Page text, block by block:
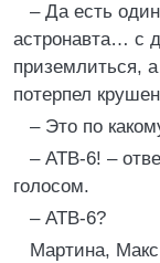
– Да есть
астронавта… с
приземлиться,
потерпел
– Это по
– АТВ-6! –
голосом.
– АТВ-6?
Мартина,